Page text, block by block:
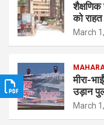
शैक्षणिक
को राहत
March
मीरा-
उड़ान
March